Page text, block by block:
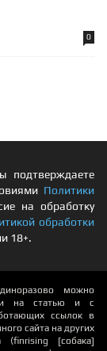
0
подтверждаете
Политики
на обработку
обработки
18+.
можно
на статью и с
ссылок в
сайта на других
(finrising [собака]